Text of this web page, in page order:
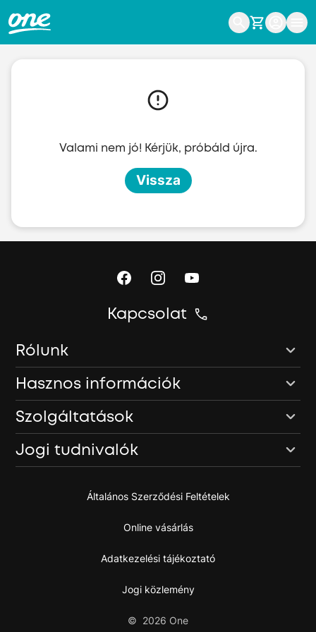
Valami nem jó! Kérjük, próbáld újra.
Vissza
Kapcsolat
Rólunk
Hasznos információk
Szolgáltatások
Jogi tudnivalók
Általános Szerződési Feltételek
Online vásárlás
Adatkezelési tájékoztató
Jogi közlemény
© 2026 One